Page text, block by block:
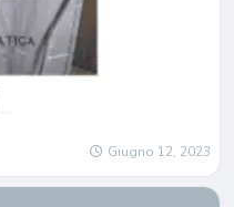
Giugno 12, 2023